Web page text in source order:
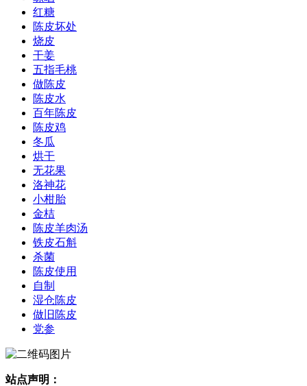
红糖
陈皮坏处
烧皮
干姜
五指毛桃
做陈皮
陈皮水
百年陈皮
陈皮鸡
冬瓜
烘干
无花果
洛神花
小柑胎
金桔
陈皮羊肉汤
铁皮石斛
杀菌
陈皮使用
自制
湿仓陈皮
做旧陈皮
党参
站点声明：